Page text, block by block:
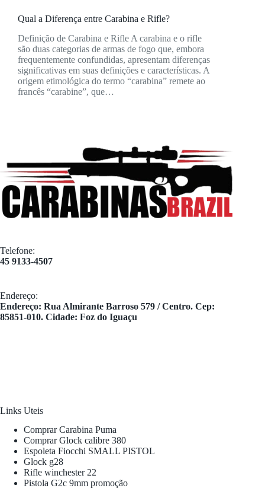
Qual a Diferença entre Carabina e Rifle?
Definição de Carabina e Rifle A carabina e o rifle
são duas categorias de armas de fogo que, embora
frequentemente confundidas, apresentam diferenças
significativas em suas definições e características. A
origem etimológica do termo “carabina” remete ao
francês “carabine”, que…
Telefone:
45 9133-4507
Endereço:
​Endereço: Rua Almirante Barroso 579 / Centro. Cep:
85851-010. Cidade: Foz do Iguaçu
Links Uteis
Comprar Carabina Puma
Comprar Glock calibre 380
Espoleta Fiocchi SMALL PISTOL
Glock g28
Rifle winchester 22
Pistola G2c 9mm promoção